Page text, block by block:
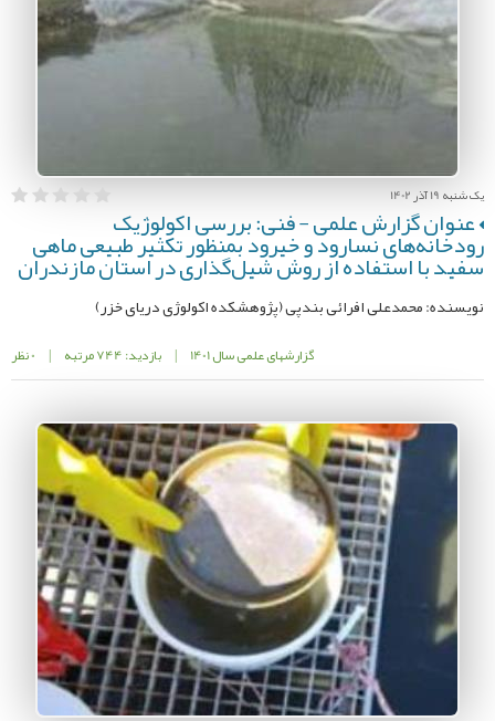
یک شنبه 19 آذر 1402
عنوان گزارش علمی - فنی: بررسی اکولوژیک
رودخانه‌های نسارود و خیرود بمنظور تکثیر طبیعی ماهی
سفید با استفاده از روش شیل‌گذاری در استان مازندران
نویسنده: محمدعلی افرائی بندپی (پژوهشكده اکولوژی دریای خزر)
گزارشهای علمی سال 1401 | بازدید: 744 مرتبه | 0 نظر